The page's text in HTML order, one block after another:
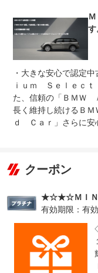
ックが１
します。
す
・大きな安心で認定
ｉｕｍ Ｓｅｌｅｃｔ
た、信頼の「ＢＭＷ
長く維持し続けるＢ
ｄ Ｃａｒ」さらに安
クーポン
★☆★☆ＭＩＮ
有効期限：有